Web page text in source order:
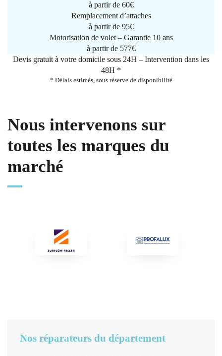
à partir de 60€
Remplacement d’attaches
à partir de 95€
Motorisation de volet – Garantie 10 ans
à partir de 577€
Devis gratuit à votre domicile sous 24H – Intervention dans les
48H *
* Délais estimés, sous réserve de disponibilité
Nous intervenons sur
toutes les marques du
marché
Nos réparateurs du département